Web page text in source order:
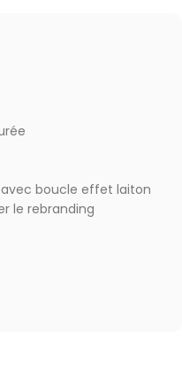
avec boucle effet laiton
le rebranding